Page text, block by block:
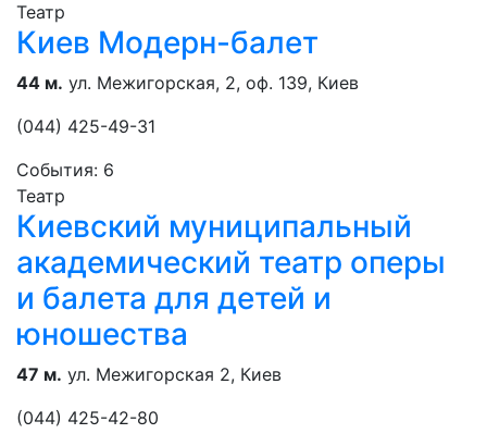
Театр
Киев Модерн-балет
44 м. ул. Межигорская, 2, оф. 139, Киев
(044) 425-49-31
События: 6
Театр
Киевский муниципальный
академический театр оперы
и балета для детей и
юношества
47 м. ул. Межигорская 2, Киев
(044) 425-42-80